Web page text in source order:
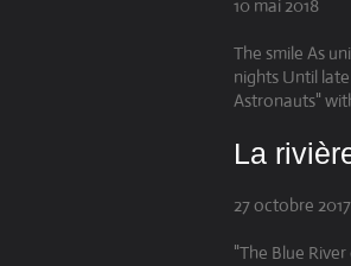
10 mai 2018
The smile As
nights Until
Astronauts"
La
27 octobre 2017
"The Blue